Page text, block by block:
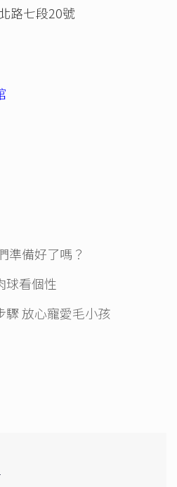
路七段20號
準備好了嗎？
球看個性
驟 放心寵愛毛小孩